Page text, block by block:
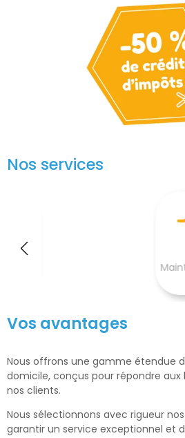
Nos services
Maintien à
Vos avantages
Nous offrons une gamme étendue
domicile, conçus pour répondre aux
nos clients.
Nous sélectionnons avec rigueur
garantir un service exceptionnel et